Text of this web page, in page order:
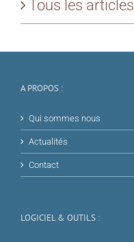
Tous les articles
A PROPOS :
Qui sommes nous
Actualités
Contact
LOGICIEL & OUTILS :